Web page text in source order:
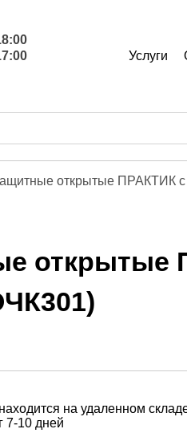
Услуги
открытые ПРАКТИК
открытые
на удаленном
7-10 дней